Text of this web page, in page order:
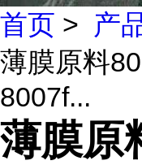
首页 > 产
薄膜原料
8007f...
薄膜原